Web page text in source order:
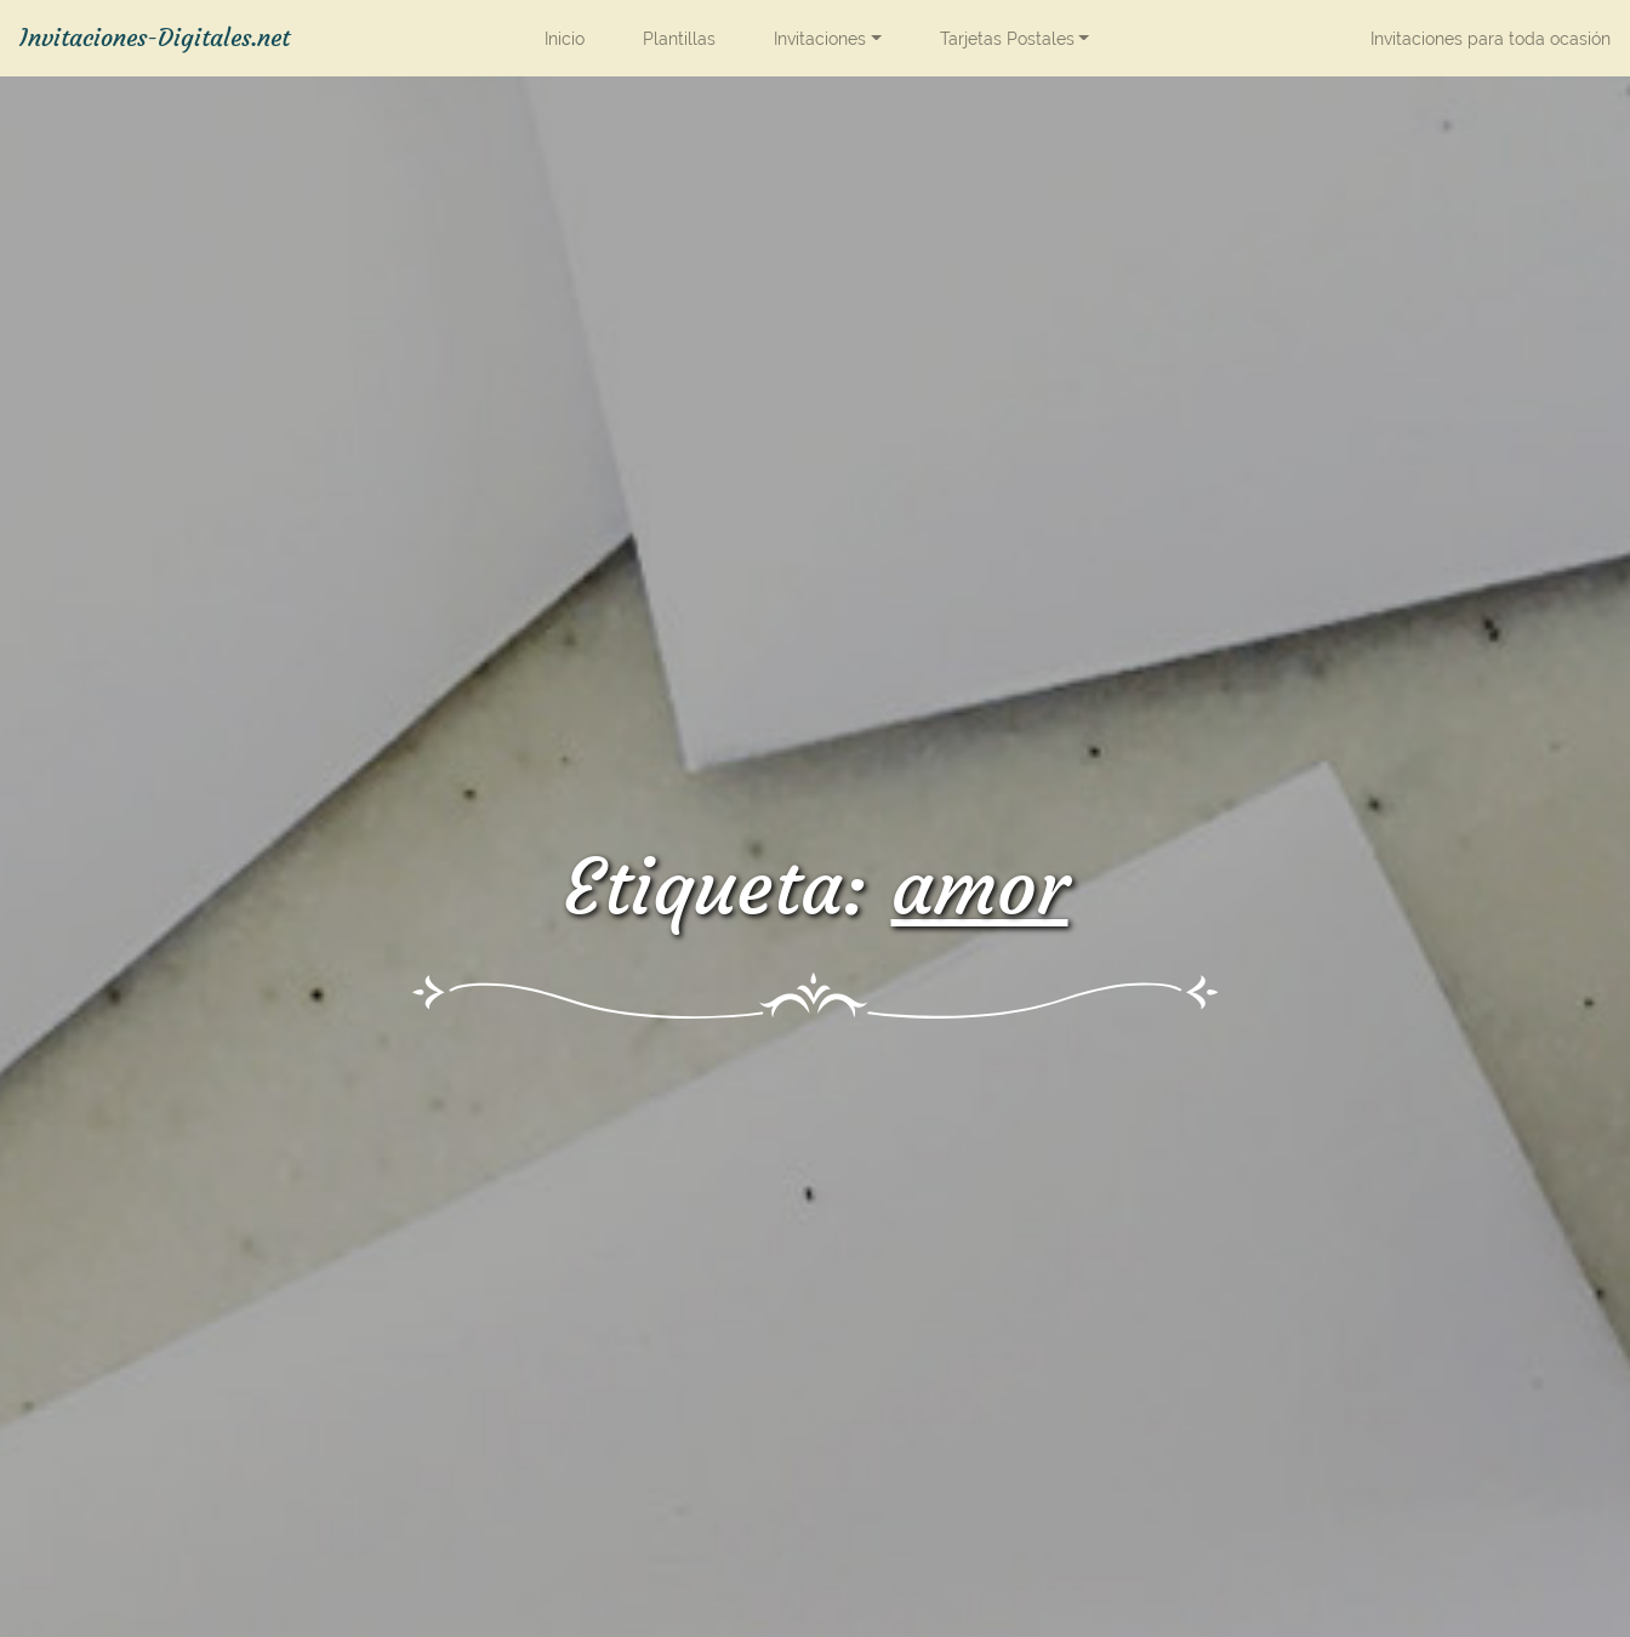
Invitaciones-Digitales.net Inicio Plantillas Invitaciones Tarjetas Postales Invitaciones para toda ocasión
Etiqueta: amor